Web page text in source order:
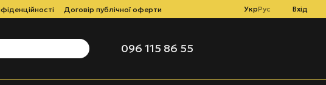
Договір публічної оферти УкрРус Вхід
096 115 86 55